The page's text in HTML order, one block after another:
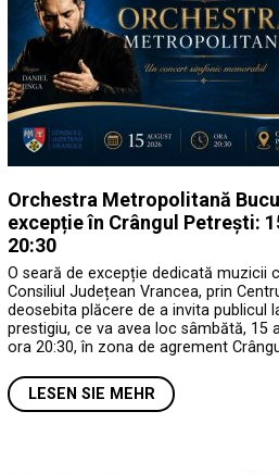
Orchestra Metropolitană
excepție în Crângul Petrești:
20:30
O seară de excepție dedicată muzicii
Consiliul Județean Vrancea, prin
deosebita plăcere de a invita publicul
prestigiu, ce va avea loc sâmbătă, 15
ora 20:30, în zona de agrement
LESEN SIE MEHR